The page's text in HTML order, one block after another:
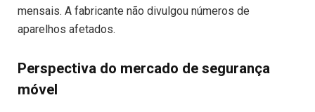
mensais. A fabricante não divulgou números de
aparelhos afetados.
Perspectiva do mercado de segurança
móvel